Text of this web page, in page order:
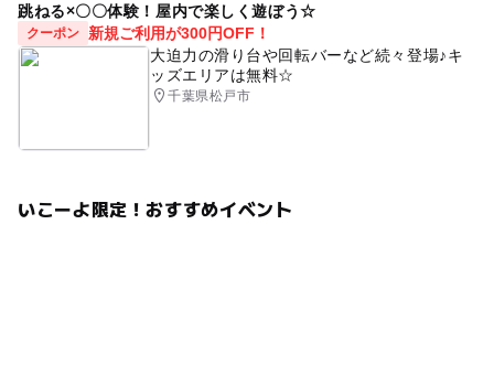
跳ねる×〇〇体験！屋内で楽しく遊ぼう☆
クーポン
新規ご利用が300円OFF！
大迫力の滑り台や回転バーなど続々登場♪キ
ッズエリアは無料☆
千葉県松戸市
いこーよ限定！おすすめイベント